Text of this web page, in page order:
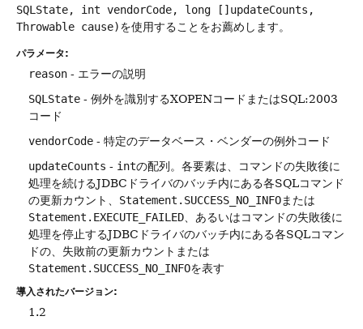
SQLState, int vendorCode, long []updateCounts,
Throwable cause)を使用することをお薦めします。
パラメータ:
reason - エラーの説明
SQLState - 例外を識別するXOPENコードまたはSQL:2003
コード
vendorCode - 特定のデータベース・ベンダーの例外コード
updateCounts - intの配列。各要素は、コマンドの失敗後に
処理を続けるJDBCドライバのバッチ内にある各SQLコマンド
の更新カウント、 Statement.SUCCESS_NO_INFOまたは
Statement.EXECUTE_FAILED 、あるいはコマンドの失敗後に
処理を停止するJDBCドライバのバッチ内にある各SQLコマン
ドの、失敗前の更新カウントまたは
Statement.SUCCESS_NO_INFOを表す
導入されたバージョン:
1.2